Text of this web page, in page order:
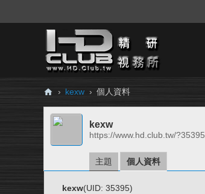
H
Cl
› kexw › 個人資料
kexw
https://www.hd.club.tw/?35395
主題 個人資料
kexw(UID: 35395)